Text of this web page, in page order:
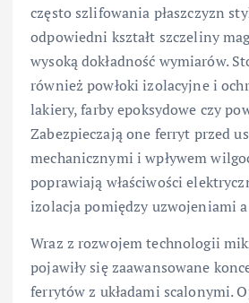
często szlifowania płaszczyzn
odpowiedni kształt szczeliny
wysoką dokładność wymiarów.
również powłoki izolacyjne i
lakiery, farby epoksydowe czy
Zabezpieczają one ferryt przed
mechanicznymi i wpływem
poprawiają właściwości
izolacja pomiędzy uzwojeniami
Wraz z rozwojem technologii
pojawiły się zaawansowane
ferrytów z układami scalonymi.